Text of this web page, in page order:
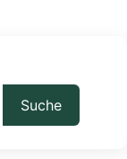
Suche